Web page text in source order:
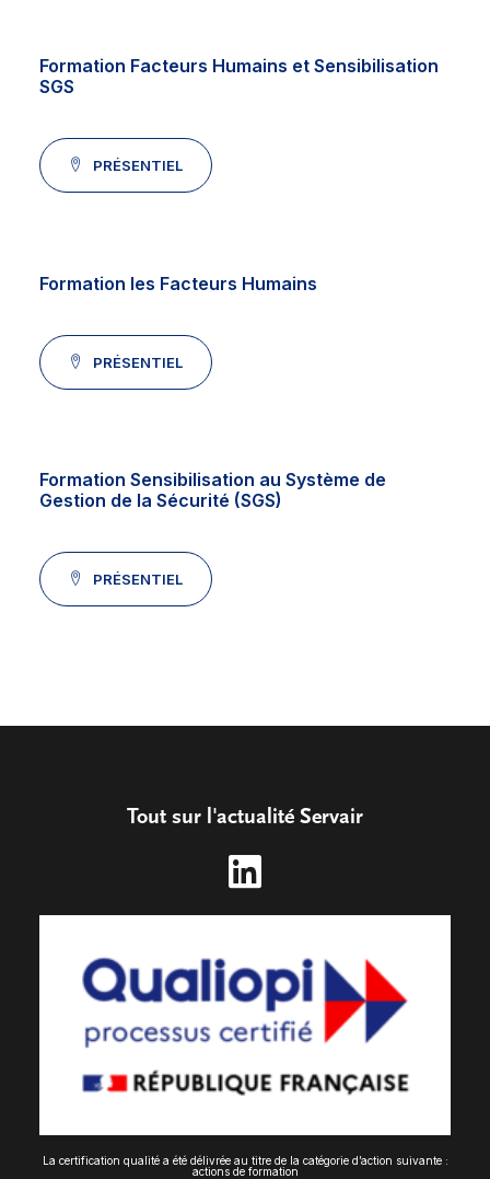
Formation Facteurs Humains et Sensibilisation
SGS
PRÉSENTIEL
Formation les Facteurs Humains
PRÉSENTIEL
Formation Sensibilisation au Système de
Gestion de la Sécurité (SGS)
PRÉSENTIEL
Tout sur l'actualité Servair
La certification qualité a été délivrée au titre de la catégorie d’action suivante :
actions de formation